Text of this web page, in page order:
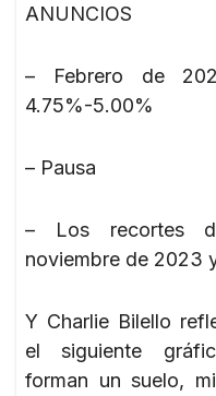
ANUNCIOS
– Febrero de
4.75%-5.00%
– Pausa
– Los recortes
noviembre de 2023
Y Charlie Bilello
el siguiente
forman un suelo,